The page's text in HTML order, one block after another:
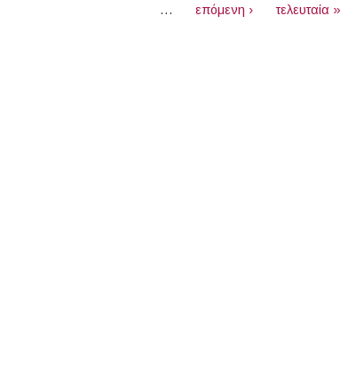
…
επόμενη › τελευταία »